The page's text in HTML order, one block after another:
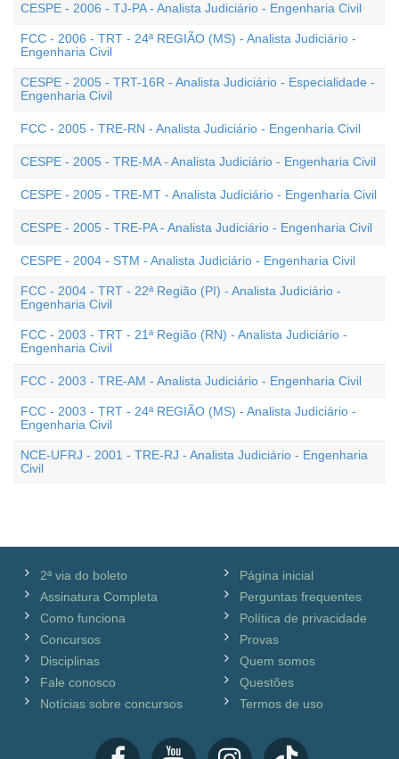
CESPE - 2006 - TJ-PA - Analista Judiciário - Engenharia Civil
FCC - 2006 - TRT - 24ª REGIÃO (MS) - Analista Judiciário -
Engenharia Civil
CESPE - 2005 - TRT-16R - Analista Judiciário - Especialidade -
Engenharia Civil
FCC - 2005 - TRE-RN - Analista Judiciário - Engenharia Civil
CESPE - 2005 - TRE-MA - Analista Judiciário - Engenharia Civil
CESPE - 2005 - TRE-MT - Analista Judiciário - Engenharia Civil
CESPE - 2005 - TRE-PA - Analista Judiciário - Engenharia Civil
CESPE - 2004 - STM - Analista Judiciário - Engenharia Civil
FCC - 2004 - TRT - 22ª Região (PI) - Analista Judiciário -
Engenharia Civil
FCC - 2003 - TRT - 21ª Região (RN) - Analista Judiciário -
Engenharia Civil
FCC - 2003 - TRE-AM - Analista Judiciário - Engenharia Civil
FCC - 2003 - TRT - 24ª REGIÃO (MS) - Analista Judiciário -
Engenharia Civil
NCE-UFRJ - 2001 - TRE-RJ - Analista Judiciário - Engenharia
Civil
2ª via do boleto
Assinatura Completa
Como funciona
Concursos
Disciplinas
Fale conosco
Notícias sobre concursos
Página inicial
Perguntas frequentes
Política de privacidade
Provas
Quem somos
Questões
Termos de uso